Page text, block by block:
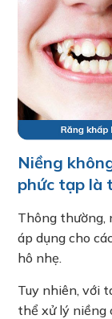
Niềng
phức tạp là
Thông thường,
áp dụng cho
hô nhẹ.
Tuy nhiên, với
thể xử lý niềng